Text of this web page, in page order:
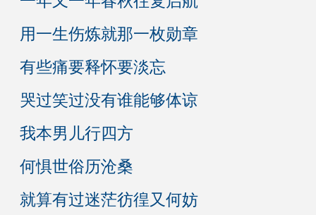
用一生伤炼就那一枚勋章
有些痛要释怀要淡忘
哭过笑过没有谁能够体谅
我本男儿行四方
何惧世俗历沧桑
就算有过迷茫彷徨又何妨